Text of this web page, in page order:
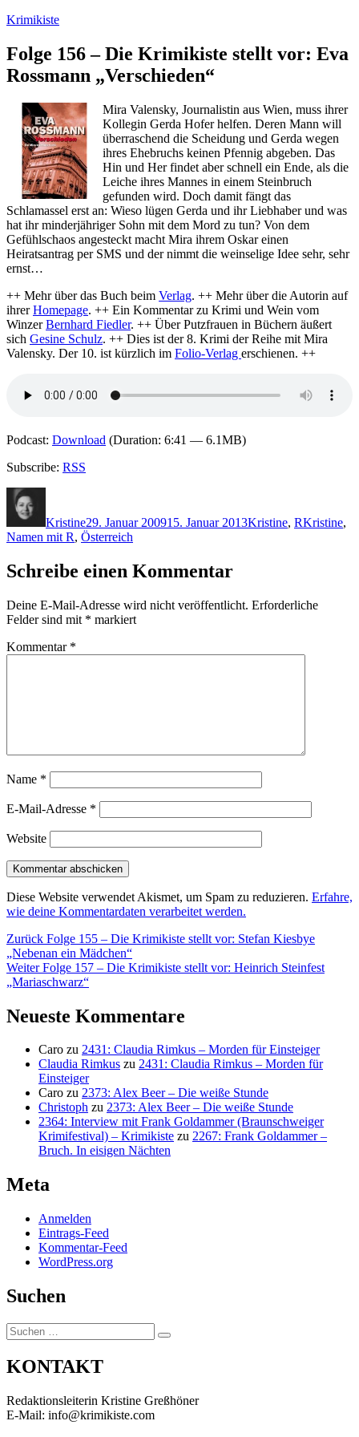
Zum
springen
Krimikiste
Folge 156 – Die Krimikiste stellt vor: Eva
Rossmann „Verschieden“
Mira Valensky, Journalistin aus Wien, muss ihrer
Kollegin Gerda Hofer helfen. Deren Mann will
überraschend die Scheidung und Gerda wegen
ihres Ehebruchs keinen Pfennig abgeben. Das
Hin und Her findet aber schnell ein Ende, als die
Leiche ihres Mannes in einem Steinbruch
gefunden wird. Doch damit fängt das
Schlamassel erst an: Wieso lügen Gerda und ihr Liebhaber und was
hat ihr minderjähriger Sohn mit dem Mord zu tun? Von dem
Gefühlschaos angesteckt macht Mira ihrem Oskar einen
Heiratsantrag per SMS und der nimmt die weinselige Idee sehr, sehr
ernst…
++ Mehr über das Buch beim Verlag. ++ Mehr über die Autorin auf
ihrerHomepage. ++ Ein Kommentar zu Krimi und Wein vom
WinzerBernhard Fiedler. ++ Über Putzfrauen in Büchern äußert
sich Gesine Schulz. ++ Dies ist der 8. Krimi der Reihe mit Mira
Valensky. Der 10. ist kürzlich im Folio-Verlag erschienen. ++
Podcast: Download (Duration: 6:41 — 6.1MB)
Subscribe: RSS
Kristine29. Januar 200915. Januar 2013Kristine, RKristine,
Namen mit R, Österreich
Schreibe einen Kommentar
Deine E-Mail-Adresse wird nicht veröffentlicht. Erforderliche
Felder sind mit * markiert
Kommentar *
Name *
E-Mail-Adresse *
Website
Diese Website verwendet Akismet, um Spam zu reduzieren. Erfahre,
wie deine Kommentardaten verarbeitet werden.
Beitragsnavigation
Zurück Vorheriger
Beitrag:
Folge 155 – Die Krimikiste stellt vor: Stefan Kiesbye
„Nebenan ein Mädchen“
Weiter Nächster
Beitrag:
Folge 157 – Die Krimikiste stellt vor: Heinrich Steinfest
„Mariaschwarz“
Neueste Kommentare
Caro zu 2431: Claudia Rimkus – Morden für Einsteiger
Claudia Rimkus zu 2431: Claudia Rimkus – Morden für
Einsteiger
Caro zu 2373: Alex Beer – Die weiße Stunde
Christoph zu 2373: Alex Beer – Die weiße Stunde
2364: Interview mit Frank Goldammer (Braunschweiger
Krimifestival) – Krimikiste zu 2267: Frank Goldammer –
Bruch. In eisigen Nächten
Meta
Anmelden
Eintrags-Feed
Kommentar-Feed
WordPress.org
Suchen
Suchen
nach:
Suchen
KONTAKT
Redaktionsleiterin Kristine Greßhöner
E-Mail: info@krimikiste.com